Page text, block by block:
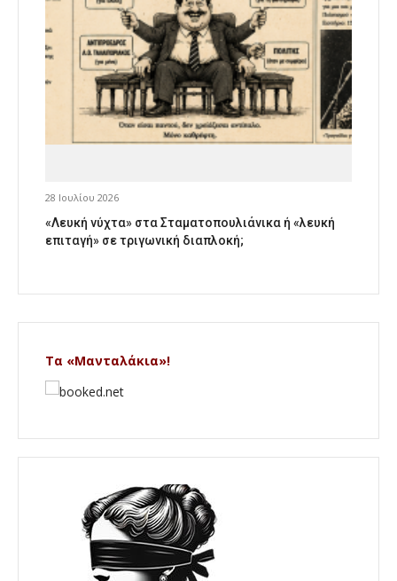
28 Ιουλίου 2026
«Λευκή νύχτα» στα Σταματοπουλιάνικα ή «λευκή
επιταγή» σε τριγωνική διαπλοκή;
Τα «Μανταλάκια»!